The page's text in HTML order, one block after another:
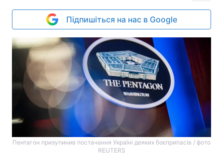
Підпишіться на нас в Google
Пентагон призупинив постачання Україні деяких боєприпасів / фото
REUTERS